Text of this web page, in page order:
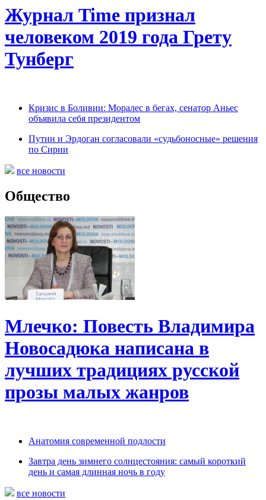
Журнал Time признал
человеком 2019 года Грету
Тунберг
Кризис в Боливии: Моралес в бегах, сенатор Аньес
объявила себя президентом
Путин и Эрдоган согласовали «судьбоносные» решения
по Сирии
все новости
Общество
Млечко: Повесть Владимира
Новосадюка написана в
лучших традициях русской
прозы малых жанров
Анатомия современной подлости
Завтра день зимнего солнцестояния: самый короткий
день и самая длинная ночь в году
все новости